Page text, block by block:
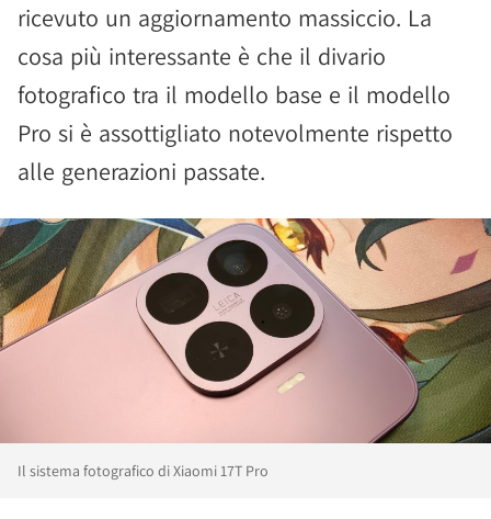
ricevuto un aggiornamento massiccio. La
cosa più interessante è che il divario
fotografico tra il modello base e il modello
Pro si è assottigliato notevolmente rispetto
alle generazioni passate.
Il sistema fotografico di Xiaomi 17T Pro